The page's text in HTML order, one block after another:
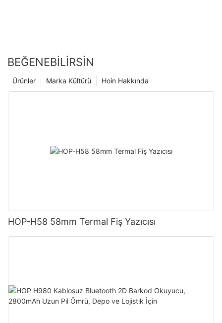
BEĞENEBILIRSIN
Hoin Hakkında
Marka Kültürü
Ürünler
HOP-H58 58mm Termal Fiş Yazıcısı